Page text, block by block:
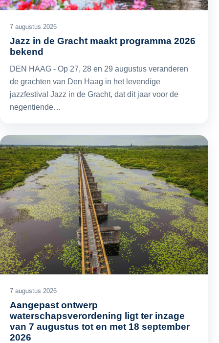
7 augustus 2026
Jazz in de Gracht maakt programma 2026
bekend
DEN HAAG - Op 27, 28 en 29 augustus veranderen
de grachten van Den Haag in het levendige
jazzfestival Jazz in de Gracht, dat dit jaar voor de
negentiende…
7 augustus 2026
Aangepast ontwerp
waterschapsverordening ligt ter inzage
van 7 augustus tot en met 18 september
2026